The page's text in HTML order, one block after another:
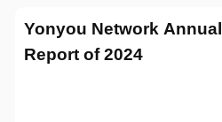
Yonyou Network Annual
Report of 2024